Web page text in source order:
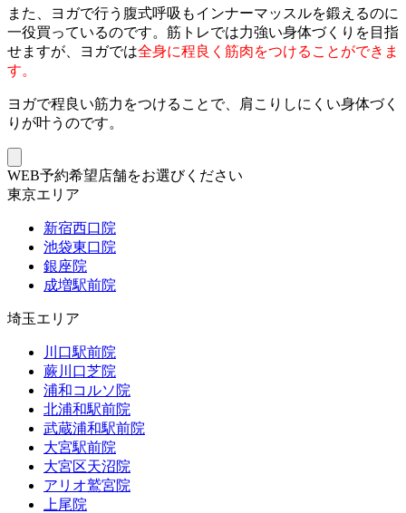
また、ヨガで行う腹式呼吸もインナーマッスルを鍛えるのに
一役買っているのです。筋トレでは力強い身体づくりを目指
せますが、ヨガでは全身に程良く筋肉をつけることができま
す。
ヨガで程良い筋力をつけることで、肩こりしにくい身体づく
りが叶うのです。
WEB予約希望店舗をお選びください
東京エリア
新宿西口院
池袋東口院
銀座院
成増駅前院
埼玉エリア
川口駅前院
蕨川口芝院
浦和コルソ院
北浦和駅前院
武蔵浦和駅前院
大宮駅前院
大宮区天沼院
アリオ鷲宮院
上尾院